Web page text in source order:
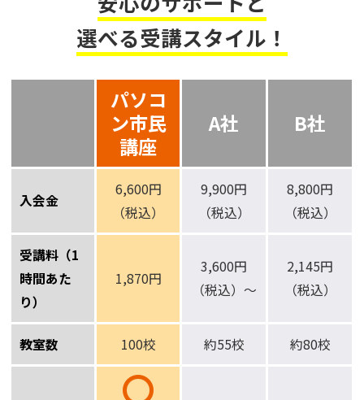
選べる受講スタイル！
パソコ
ン市民
講座
A社 B社
入会金
6,600円
（税込）
9,900円
（税込）
8,800円
（税込）
受講料（1
時間あた
り）
1,870円
3,600円
（税込）～
2,145円
（税込）
教室数 100校 約55校 約80校